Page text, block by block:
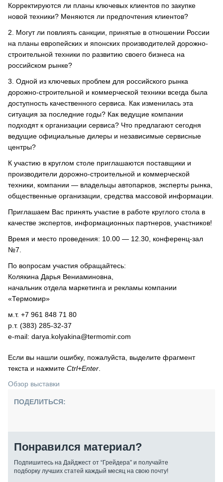
Корректируются ли планы ключевых клиентов по закупке
новой техники? Меняются ли предпочтения клиентов?
2.​ Могут ли повлиять санкции, принятые в отношении России
на планы европейских и японских производителей дорожно-
строительной техники по развитию своего бизнеса на
российском рынке?
3.​ Одной из ключевых проблем для российского рынка
дорожно-строительной и коммерческой техники всегда была
доступность качественного сервиса. Как изменилась эта
ситуация за последние годы? Как ведущие компании
подходят к организации сервиса? Что предлагают сегодня
ведущие официальные дилеры и независимые сервисные
центры?
К участию в круглом столе приглашаются поставщики и
производители дорожно-строительной и коммерческой
техники, компании — владельцы автопарков, эксперты рынка,
общественные организации, средства массовой информации.
Приглашаем Вас принять участие в работе круглого стола в
качестве экспертов, информационных партнеров, участников!
Время и место проведения: 10.00 — 12.30, конференц-зал
№7.
По вопросам участия обращайтесь:
Колякина Дарья Вениаминовна,
начальник отдела маркетинга и рекламы компании
«Термомир»
м.т. +7 961 848 71 80
р.т. (383) 285-32-37
e-mail: darya.kolyakina@termomir.com
Если вы нашли ошибку, пожалуйста, выделите фрагмент
текста и нажмите Ctrl+Enter
Обзор выставки
ПОДЕЛИТЬСЯ:
Понравился материал?
Подпишитесь на Дайджест от “Грейдера” и получайте
подборку лучших статей каждый месяц на свою почту!